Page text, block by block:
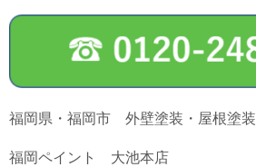
福岡県・福岡市 外壁塗装・屋根塗装
福岡ペイント 大池本店